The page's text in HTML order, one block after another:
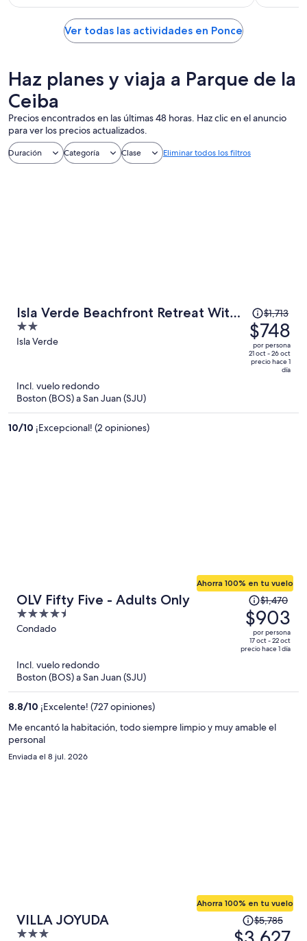
Ver todas las actividades en Ponce
Haz planes y viaja a Parque de la
Ceiba
Precios encontrados en las últimas 48 horas. Haz clic en el anuncio
para ver los precios actualizados.
Duración Categoría Clase Eliminar todos los filtros
Isla Verde Beachfront Retreat With
Parking
2
out
Isla Verde
El
precio
era
de
$1,713
es
$1,713
$748
por persona
21 oct - 26 oct
precio hace 1
día
Incl. vuelo redondo
Boston (BOS) a San Juan (SJU)
10/10 ¡Excepcional! (2 opiniones)
OLV Fifty Five - Adults Only
4.5
out
Condado
Ahorra 100% en tu vuelo
El
precio
era
de
$1,470
$903
$1,470
$903
por persona
17 oct - 22 oct
precio hace 1 día
Incl. vuelo redondo
Boston (BOS) a San Juan (SJU)
8.8/10 ¡Excelente! (727 opiniones)
Me encantó la habitación, todo siempre limpio y muy amable el
personal
Enviada el 8 jul. 2026
VILLA JOYUDA
3
Ahorra 100% en tu vuelo
precio
$5,785